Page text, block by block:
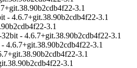
3.1
- 4.6.7+git.38.90b2cdb4f22-3.1
3.1
- 4.6.7+git.38.90b2cdb4f22-3.1
4.6.7+git.38.90b2cdb4f22-3.1
3.1
3.1